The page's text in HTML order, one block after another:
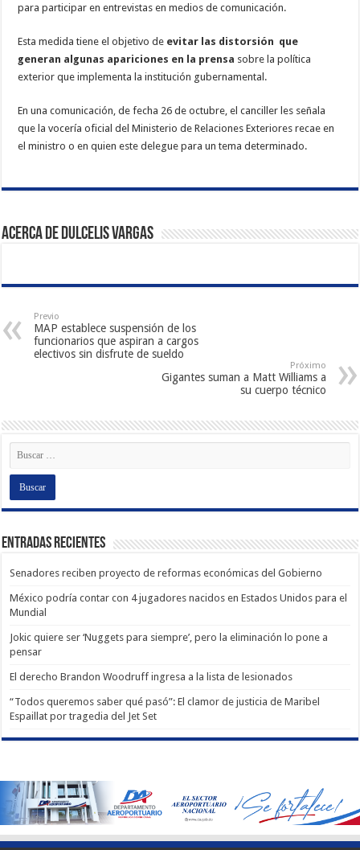
para participar en entrevistas en medios de comunicación.
Esta medida tiene el objetivo de evitar las distorsión que
generan algunas apariciones en la prensa sobre la política
exterior que implementa la institución gubernamental.
En una comunicación, de fecha 26 de octubre, el canciller les señala
que la vocería oficial del Ministerio de Relaciones Exteriores recae en
el ministro o en quien este delegue para un tema determinado.
Acerca de Dulcelis Vargas
Previo
MAP establece suspensión de los
funcionarios que aspiran a cargos
electivos sin disfrute de sueldo
Próximo
Gigantes suman a Matt Williams a
su cuerpo técnico
Entradas recientes
Senadores reciben proyecto de reformas económicas del Gobierno
México podría contar con 4 jugadores nacidos en Estados Unidos para el
Mundial
Jokic quiere ser ‘Nuggets para siempre’, pero la eliminación lo pone a
pensar
El derecho Brandon Woodruff ingresa a la lista de lesionados
“Todos queremos saber qué pasó”: El clamor de justicia de Maribel
Espaillat por tragedia del Jet Set